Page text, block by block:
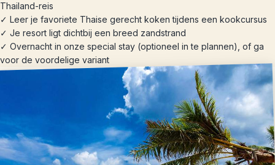
Thailand-reis
✓ Leer je favoriete Thaise gerecht koken tijdens een kookcursus
✓ Je resort ligt dichtbij een breed zandstrand
✓ Overnacht in onze special stay (optioneel in te plannen), of ga
voor de voordelige variant